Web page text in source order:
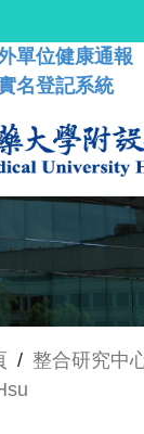
單位健康通報
名登記系統
/ 整合研究中